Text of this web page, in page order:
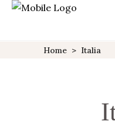
Home > Italia